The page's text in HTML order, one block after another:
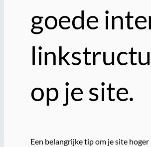
goede
op je site.
Een belangrijke tip om je site